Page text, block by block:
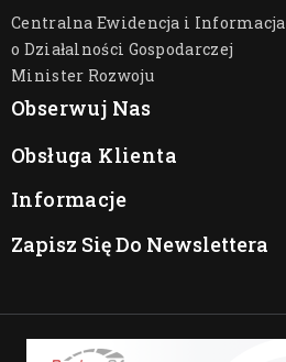
Centralna Ewidencja i Informacja
o Działalności Gospodarczej
Minister Rozwoju
Obserwuj Nas
Obsługa Klienta
Informacje
Zapisz Się Do Newslettera